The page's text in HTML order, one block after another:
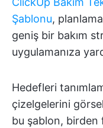
Şablonu,
geniş bir bakım
uygulamanıza
Hedefleri
çizelgelerini
bu şablon, birden